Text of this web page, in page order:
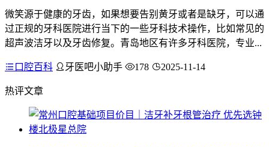
微笑源于健康的牙齿，如果想要告别黄牙或者是缺牙，可以通
过正规的牙科医院进行当下的一些牙科技术操作，比如常见的
超声波洁牙以及牙齿修复。青岛地区有许多牙科医院，专业...
口腔百科 牙医吧小助手 178 2025-11-14
热评文章